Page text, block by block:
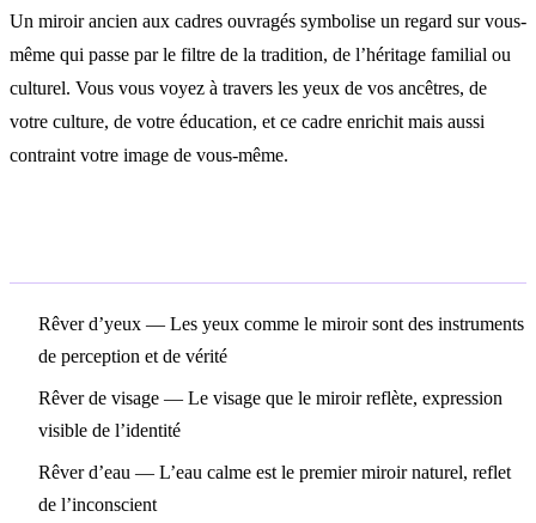
Un miroir ancien aux cadres ouvragés symbolise un regard sur vous-
même qui passe par le filtre de la tradition, de l’héritage familial ou
culturel. Vous vous voyez à travers les yeux de vos ancêtres, de
votre culture, de votre éducation, et ce cadre enrichit mais aussi
contraint votre image de vous-même.
Rêver d’yeux — Les yeux comme le miroir sont des instruments
de perception et de vérité
Rêver de visage — Le visage que le miroir reflète, expression
visible de l’identité
Rêver d’eau — L’eau calme est le premier miroir naturel, reflet
de l’inconscient